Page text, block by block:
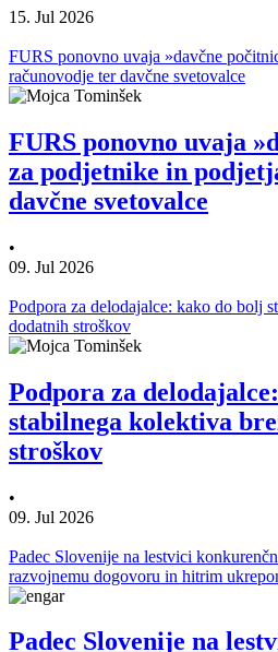
15. Jul 2026
FURS ponovno uvaja »davčne
računovodje ter davčne svetovalce
FURS ponovno uvaja
za podjetnike in
davčne svetovalce
•
09. Jul 2026
Podpora za delodajalce: kako do bolj
dodatnih stroškov
Podpora za
stabilnega kolektiva
stroškov
•
09. Jul 2026
Padec Slovenije na lestvici
razvojnemu dogovoru in hitrim
Padec Slovenije na